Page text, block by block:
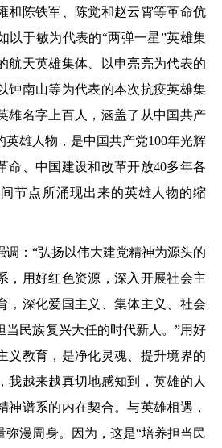
和陈铁军、陈觉和赵云霄等革命伉
以于敏为代表的“两弹一星”英雄集
航天英雄集体、以申亮亮为代表的
钟南山等为代表的本次抗疫英雄集
雄名字上百人，涵盖了从中国共产
英雄人物，是中国共产党100年光辉
命、中国建设和改革开放40多年各
节点所涌现出来的英雄人物的缩
调：“弘扬以伟大建党精神为源头的
，用好红色资源，深入开展社会主
，深化爱国主义、集体主义、社会
当民族复兴大任的时代新人。”用好
义教育，是净化灵魂、提升境界的
我越来越真切地感知到，英雄的人
神谱系的内在契合。与英雄相遇，
弥漫周身。因为，这是“培养担当民